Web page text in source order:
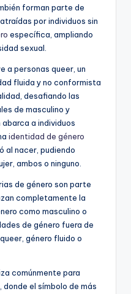
forman parte de
por individuos sin
específica, ampliando
sexual.
a personas queer, un
fluida y no conformista
desafiando las
de masculino y
a individuos
identidad de género
al nacer, pudiendo
ambos o ninguno.
de género son parte
completamente la
como masculino o
de género fuera de
género fluido o
comúnmente para
el símbolo de más